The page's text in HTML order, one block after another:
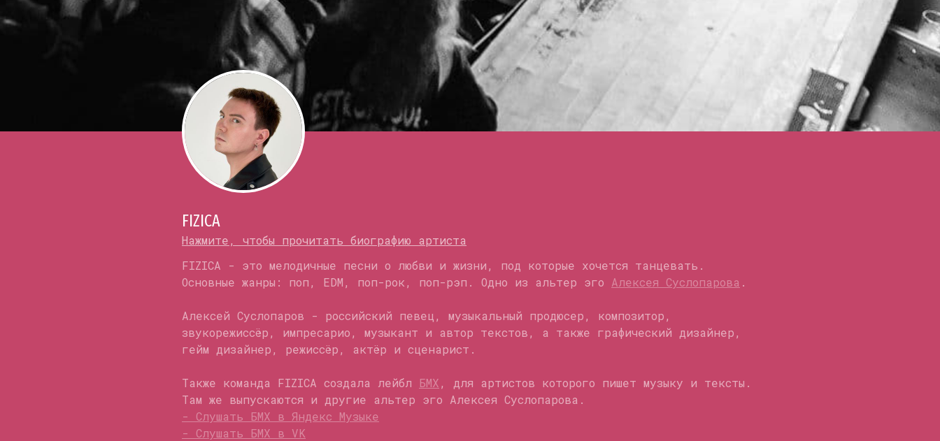
FIZICA
Нажмите, чтобы прочитать биографию артиста
FIZICA - это мелодичные песни о любви и жизни, под которые хочется танцевать.
Основные жанры: поп, EDM, поп-рок, поп-рэп. Одно из альтер эго Алексея Суслопарова .
Алексей Суслопаров - российский певец, музыкальный продюсер, композитор,
звукорежиссёр, импресарио, музыкант и автор текстов, а также графический дизайнер,
гейм дизайнер, режиссёр, актёр и сценарист.
Также команда FIZICA создала лейбл БМХ, для артистов которого пишет музыку и тексты.
Там же выпускаются и другие альтер эго Алексея Суслопарова.
- Слушать БМХ в Яндекс Музыке
- Слушать БМХ в VK